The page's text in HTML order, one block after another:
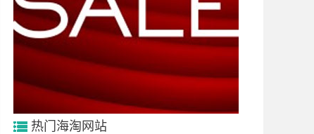
热门海淘网站